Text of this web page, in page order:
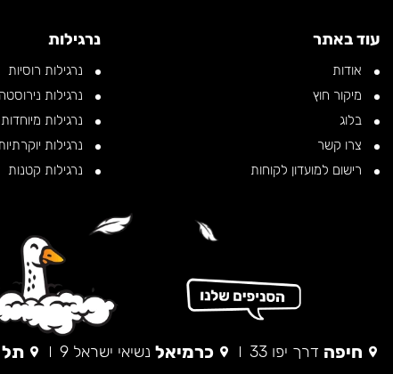
עוד באתר
אודות
מיקור חוץ
בלוג
צרו קשר
רישום למועדון לקוחות
נרגילות
נרגילות רוסיות
נרגילות נירוסטה
נרגילות מיוחדות
נרגילות
נרגילות קטנות
חיפה דרך יפו 33 כרמיאל נשיאי ישראל 9 תל